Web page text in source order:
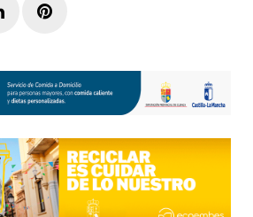
LinkedInPinterest